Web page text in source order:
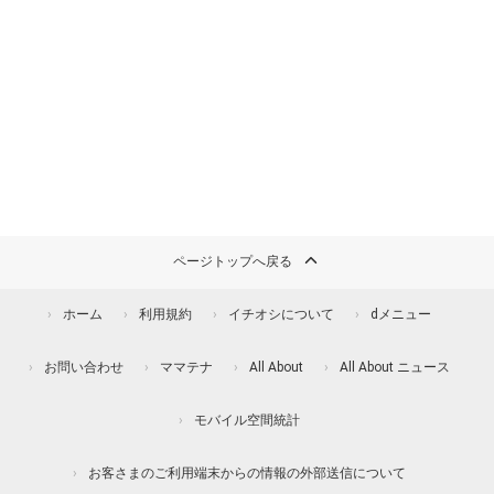
ページトップへ戻る
ホーム 利用規約 イチオシについて dメニュー
お問い合わせ ママテナ All About All About ニュース
モバイル空間統計
お客さまのご利用端末からの情報の外部送信について